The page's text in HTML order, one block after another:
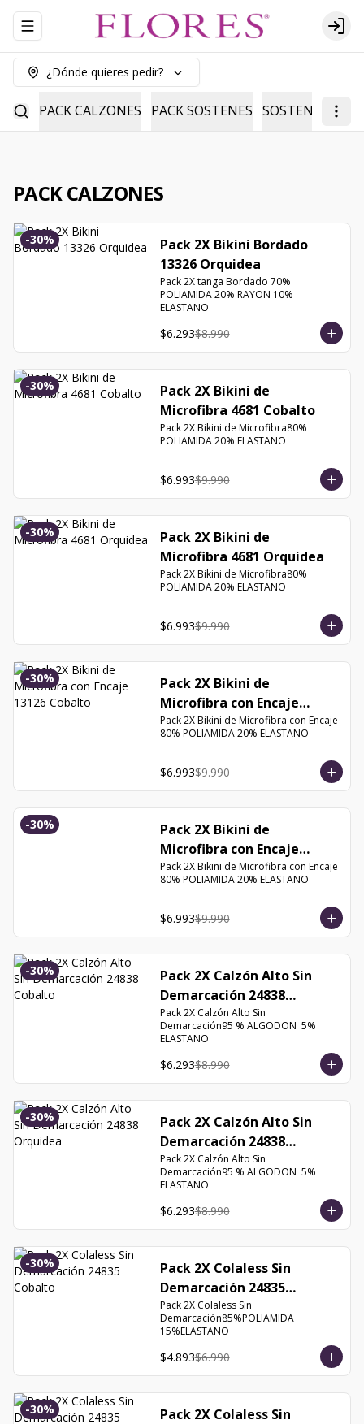
Abrir menu de navegación Login
¿Dónde quieres pedir?
PACK CALZONES PACK SOSTENES SOSTENES
PACK CALZONES
-30%
Pack 2X Bikini Bordado
13326 Orquidea
Pack 2X tanga Bordado 70%
POLIAMIDA 20% RAYON 10%
ELASTANO
$6.293$8.990
-30%
Pack 2X Bikini de
Microfibra 4681 Cobalto
Pack 2X Bikini de Microfibra80%
POLIAMIDA 20% ELASTANO
$6.993$9.990
-30%
Pack 2X Bikini de
Microfibra 4681 Orquidea
Pack 2X Bikini de Microfibra80%
POLIAMIDA 20% ELASTANO
$6.993$9.990
-30%
Pack 2X Bikini de
Microfibra con Encaje
13126 Cobalto
Pack 2X Bikini de Microfibra con Encaje
80% POLIAMIDA 20% ELASTANO
$6.993$9.990
-30%
Pack 2X Bikini de
Microfibra con Encaje
13126 Orquidea
Pack 2X Bikini de Microfibra con Encaje
80% POLIAMIDA 20% ELASTANO
$6.993$9.990
-30%
Pack 2X Calzón Alto Sin
Demarcación 24838
Cobalto
Pack 2X Calzón Alto Sin
Demarcación95 % ALGODON  5%
ELASTANO
$6.293$8.990
-30%
Pack 2X Calzón Alto Sin
Demarcación 24838
Orquidea
Pack 2X Calzón Alto Sin
Demarcación95 % ALGODON  5%
ELASTANO
$6.293$8.990
-30%
Pack 2X Colaless Sin
Demarcación 24835
Cobalto
Pack 2X Colaless Sin
Demarcación85%POLIAMIDA
15%ELASTANO
$4.893$6.990
-30%
Pack 2X Colaless Sin